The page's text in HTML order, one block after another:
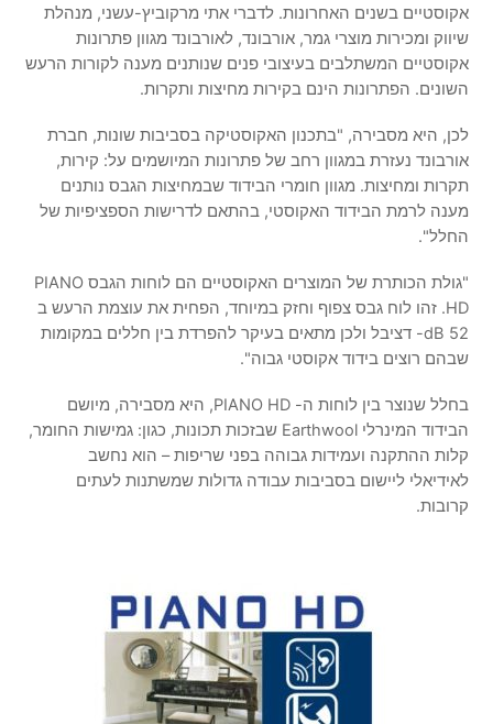
אקוסטיים בשנים האחרונות. לדברי אתי מרקוביץ-עשני, מנהלת
שיווק ומכירות מוצרי גמר, אורבונד, לאורבונד מגוון פתרונות
אקוסטיים המשתלבים בעיצובי פנים שנותנים מענה לקורות הרעש
השונים. הפתרונות הינם בקירות מחיצות ותקרות.
לכן, היא מסבירה, "בתכנון האקוסטיקה בסביבות שונות, חברת
אורבונד נעזרת במגוון רחב של פתרונות המיושמים על: קירות,
תקרות ומחיצות. מגוון חומרי הבידוד שבמחיצות הגבס נותנים
מענה לרמת הבידוד האקוסטי, בהתאם לדרישות הספציפיות של
החלל".
"גולת הכותרת של המוצרים האקוסטיים הם לוחות הגבס PIANO
HD. זהו לוח גבס צפוף וחזק במיוחד, הפחית את עוצמת הרעש ב
dB 52- דציבל ולכן מתאים בעיקר להפרדת בין חללים במקומות
שבהם רוצים בידוד אקוסטי גבוה".
בחלל שנוצר בין לוחות ה- PIANO HD, היא מסבירה, מיושם
הבידוד המינרלי Earthwool שבזכות תכונות, כגון: גמישות החומר,
קלות ההתקנה ועמידות גבוהה בפני שריפות – הוא נחשב
לאידיאלי ליישום בסביבות עבודה גדולות שמשתנות לעתים
קרובות.